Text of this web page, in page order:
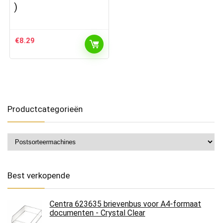
)
€8.29
Productcategorieën
Best verkopende
Centra 623635 brievenbus voor A4-formaat
documenten - Crystal Clear